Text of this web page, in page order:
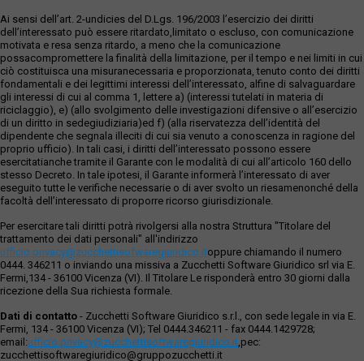
Ai sensi dell’art. 2-undicies del D.Lgs. 196/2003 l’esercizio dei diritti
dell’interessato può essere ritardato,limitato o escluso, con comunicazione
motivata e resa senza ritardo, a meno che la comunicazione
possacompromettere la finalità della limitazione, per il tempo e nei limiti in cui
ciò costituisca una misuranecessaria e proporzionata, tenuto conto dei diritti
fondamentali e dei legittimi interessi dell’interessato, alfine di salvaguardare
gli interessi di cui al comma 1, lettere a) (interessi tutelati in materia di
riciclaggio), e) (allo svolgimento delle investigazioni difensive o all’esercizio
di un diritto in sedegiudiziaria)ed f) (alla riservatezza dell’identità del
dipendente che segnala illeciti di cui sia venuto a conoscenza in ragione del
proprio ufficio). In tali casi, i diritti dell’interessato possono essere
esercitatianche tramite il Garante con le modalità di cui all’articolo 160 dello
stesso Decreto. In tale ipotesi, il Garante informerà l’interessato di aver
eseguito tutte le verifiche necessarie o di aver svolto un riesamenonché della
facoltà dell’interessato di proporre ricorso giurisdizionale.
Per esercitare tali diritti potrà rivolgersi alla nostra Struttura "Titolare del
trattamento dei dati personali" all'indirizzo
ufficio.privacy@zucchettisofwaregiuridico.itoppure chiamando il numero
0444. 346211 o inviando una missiva a Zucchetti Software Giuridico srl via E.
Fermi,134 - 36100 Vicenza (VI). Il Titolare Le risponderà entro 30 giorni dalla
ricezione della Sua richiesta formale.
Dati di contatto - Zucchetti Software Giuridico s.r.l., con sede legale in via E.
Fermi, 134 - 36100 Vicenza (VI); Tel 0444.346211 - fax 0444.1429728;
email:ufficio.privacy@zucchettisoftwaregiuridico.it,pec:
zucchettisoftwaregiuridico@gruppozucchetti.it